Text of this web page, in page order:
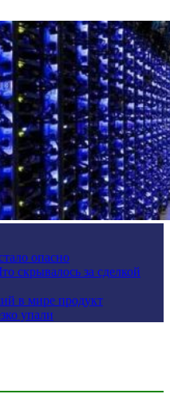
опасно
скрывалось за сделкой
в мире продукт
упали